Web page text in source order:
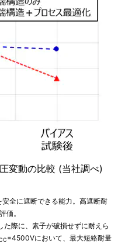
変動の比較 (当社調べ)
全に遮断できる能力。高遮断耐
価。
た際に、素子が破損せずに耐えら
=4500Vにおいて、最大短絡耐量